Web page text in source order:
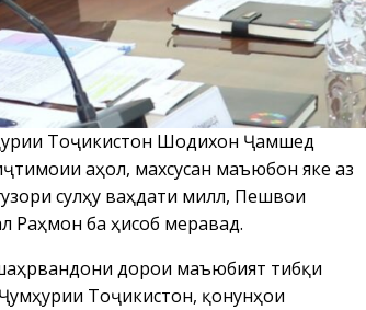
Тоҷикистон Шодихон Ҷамшед
аҳолӣ, махсусан маъюбон яке аз
сулҳу ваҳдати миллӣ, Пешвои
Раҳмон ба ҳисоб меравад.
дорои маъюбият тибқи
Тоҷикистон, қонунҳои